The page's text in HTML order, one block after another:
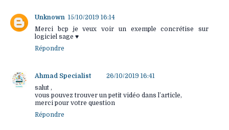
Unknown 15/10/2019 16:14
Merci bcp je veux voir un exemple concrétise sur
logiciel sage ♥️
Répondre
Ahmad Specialist
26/10/2019 16:41
salut ,
vous pouvez trouver un petit vidéo dans l’article,
merci pour votre question
Répondre